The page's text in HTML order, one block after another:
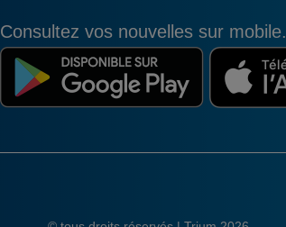
Consultez vos nouvelles sur mobile.